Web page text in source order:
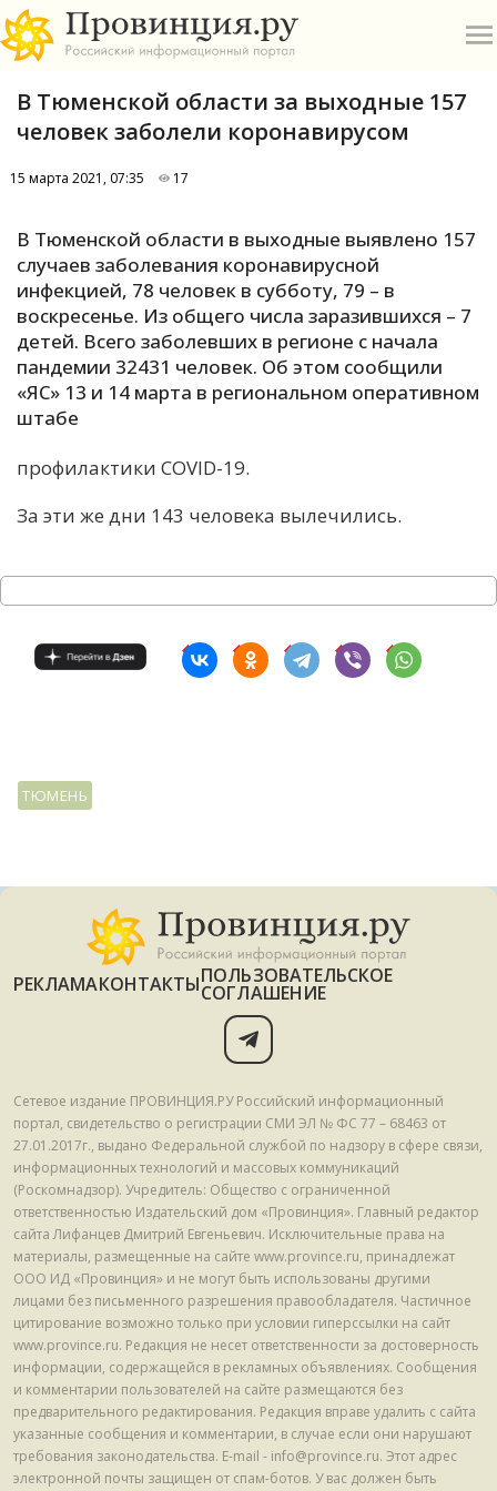
А
Б
Н
О
П
С
Т
Ч
Я
В Тюменской области за выходные 157
человек заболели коронавирусом
15 марта 2021, 07:35 17
В Тюменской области в выходные выявлено 157
случаев заболевания коронавирусной
инфекцией, 78 человек в субботу, 79 – в
воскресенье. Из общего числа заразившихся – 7
детей. Всего заболевших в регионе с начала
пандемии 32431 человек. Об этом сообщили
«ЯС» 13 и 14 марта в региональном оперативном
штабе
профилактики COVID-19.
За эти же дни 143 человека вылечились.
ТЮМЕНЬ
РЕКЛАМАКОНТАКТЫПОЛЬЗОВАТЕЛЬСКОЕ
СОГЛАШЕНИЕ
Сетевое издание ПРОВИНЦИЯ.РУ Российский информационный
портал, свидетельство о регистрации СМИ ЭЛ № ФС 77 – 68463 от
27.01.2017г., выдано Федеральной службой по надзору в сфере связи,
информационных технологий и массовых коммуникаций
(Роскомнадзор). Учредитель: Общество с ограниченной
ответственностью Издательский дом «Провинция». Главный редактор
сайта Лифанцев Дмитрий Евгеньевич. Исключительные права на
материалы, размещенные на сайте www.province.ru, принадлежат
ООО ИД «Провинция» и не могут быть использованы другими
лицами без письменного разрешения правообладателя. Частичное
цитирование возможно только при условии гиперссылки на сайт
www.province.ru. Редакция не несет ответственности за достоверность
информации, содержащейся в рекламных объявлениях. Сообщения
и комментарии пользователей на сайте размещаются без
предварительного редактирования. Редакция вправе удалить с сайта
указанные сообщения и комментарии, в случае если они нарушают
требования законодательства. E-mail - info@province.ru. Этот адрес
электронной почты защищен от спам-ботов. У вас должен быть